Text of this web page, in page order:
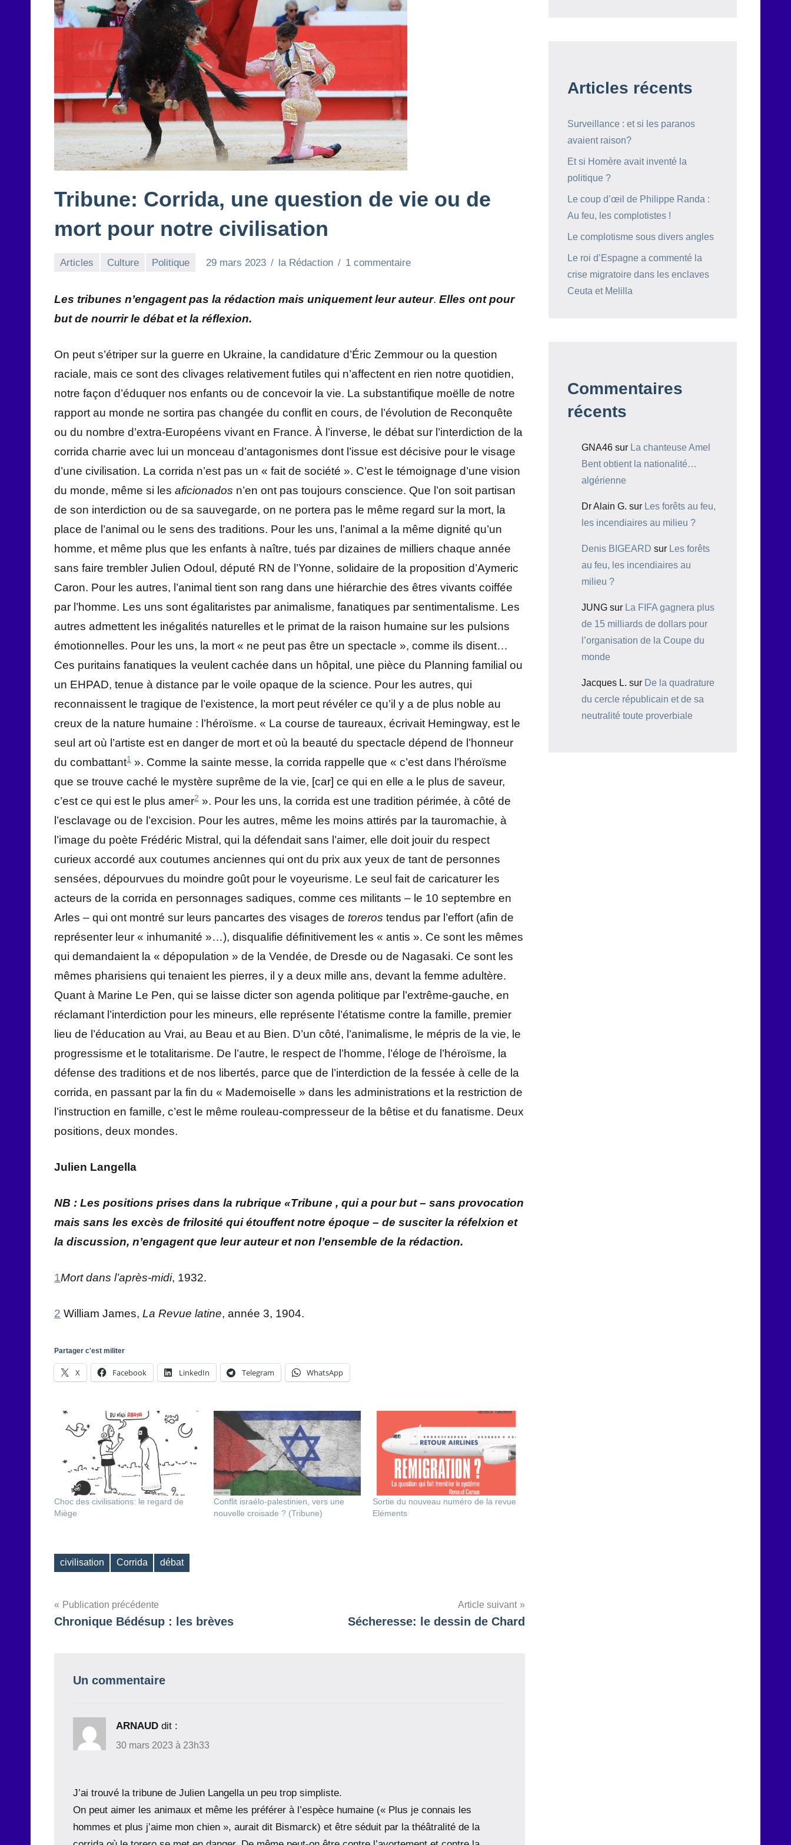
Tribune: Corrida, une question de vie ou de
mort pour notre civilisation
Articles Culture Politique 29 mars 2023 la Rédaction 1 commentaire
Les tribunes n’engagent pas la rédaction mais uniquement leur auteur. Elles ont pour
but de nourrir le débat et la réflexion.
On peut s’étriper sur la guerre en Ukraine, la candidature d’Éric Zemmour ou la question
raciale, mais ce sont des clivages relativement futiles qui n’affectent en rien notre quotidien,
notre façon d’éduquer nos enfants ou de concevoir la vie. La substantifique moëlle de notre
rapport au monde ne sortira pas changée du conflit en cours, de l’évolution de Reconquête
ou du nombre d’extra-Européens vivant en France. À l’inverse, le débat sur l’interdiction de la
corrida charrie avec lui un monceau d’antagonismes dont l’issue est décisive pour le visage
d’une civilisation. La corrida n’est pas un « fait de société ». C’est le témoignage d’une vision
du monde, même si les aficionados n’en ont pas toujours conscience. Que l’on soit partisan
de son interdiction ou de sa sauvegarde, on ne portera pas le même regard sur la mort, la
place de l’animal ou le sens des traditions. Pour les uns, l’animal a la même dignité qu’un
homme, et même plus que les enfants à naître, tués par dizaines de milliers chaque année
sans faire trembler Julien Odoul, député RN de l’Yonne, solidaire de la proposition d’Aymeric
Caron. Pour les autres, l’animal tient son rang dans une hiérarchie des êtres vivants coiffée
par l’homme. Les uns sont égalitaristes par animalisme, fanatiques par sentimentalisme. Les
autres admettent les inégalités naturelles et le primat de la raison humaine sur les pulsions
émotionnelles. Pour les uns, la mort « ne peut pas être un spectacle », comme ils disent…
Ces puritains fanatiques la veulent cachée dans un hôpital, une pièce du Planning familial ou
un EHPAD, tenue à distance par le voile opaque de la science. Pour les autres, qui
reconnaissent le tragique de l’existence, la mort peut révéler ce qu’il y a de plus noble au
creux de la nature humaine : l’héroïsme. « La course de taureaux, écrivait Hemingway, est le
seul art où l’artiste est en danger de mort et où la beauté du spectacle dépend de l’honneur
du combattant1 ». Comme la sainte messe, la corrida rappelle que « c’est dans l’héroïsme
que se trouve caché le mystère suprême de la vie, [car] ce qui en elle a le plus de saveur,
c’est ce qui est le plus amer2 ». Pour les uns, la corrida est une tradition périmée, à côté de
l’esclavage ou de l’excision. Pour les autres, même les moins attirés par la tauromachie, à
l’image du poète Frédéric Mistral, qui la défendait sans l’aimer, elle doit jouir du respect
curieux accordé aux coutumes anciennes qui ont du prix aux yeux de tant de personnes
sensées, dépourvues du moindre goût pour le voyeurisme. Le seul fait de caricaturer les
acteurs de la corrida en personnages sadiques, comme ces militants – le 10 septembre en
Arles – qui ont montré sur leurs pancartes des visages de toreros tendus par l’effort (afin de
représenter leur « inhumanité »…), disqualifie définitivement les « antis ». Ce sont les mêmes
qui demandaient la « dépopulation » de la Vendée, de Dresde ou de Nagasaki. Ce sont les
mêmes pharisiens qui tenaient les pierres, il y a deux mille ans, devant la femme adultère.
Quant à Marine Le Pen, qui se laisse dicter son agenda politique par l’extrême-gauche, en
réclamant l’interdiction pour les mineurs, elle représente l’étatisme contre la famille, premier
lieu de l’éducation au Vrai, au Beau et au Bien. D’un côté, l’animalisme, le mépris de la vie, le
progressisme et le totalitarisme. De l’autre, le respect de l’homme, l’éloge de l’héroïsme, la
défense des traditions et de nos libertés, parce que de l’interdiction de la fessée à celle de la
corrida, en passant par la fin du « Mademoiselle » dans les administrations et la restriction de
l’instruction en famille, c’est le même rouleau-compresseur de la bêtise et du fanatisme. Deux
positions, deux mondes.
Julien Langella
NB : Les positions prises dans la rubrique «Tribune , qui a pour but – sans provocation
mais sans les excès de frilosité qui étouffent notre époque – de susciter la réfelxion et
la discussion, n’engagent que leur auteur et non l’ensemble de la rédaction.
1Mort dans l’après-midi, 1932.
2 William James, La Revue latine, année 3, 1904.
Partager c'est militer
X Facebook LinkedIn Telegram WhatsApp
Choc des civilisations: le regard de
Miège
Conflit israélo-palestinien, vers une
nouvelle croisade ? (Tribune)
Sortie du nouveau numéro de la revue
Eléments
Étiquettes
civilisation Corrida débat
Navigation
de
Publication précédente
Chronique Bédésup : les brèves
Article suivant
Sécheresse: le dessin de Chard
Un commentaire
ARNAUD dit :
30 mars 2023 à 23h33
J’ai trouvé la tribune de Julien Langella un peu trop simpliste.
On peut aimer les animaux et même les préférer à l’espèce humaine (« Plus je connais les
hommes et plus j’aime mon chien », aurait dit Bismarck) et être séduit par la théâtralité de la
Articles récents
Surveillance : et si les paranos
avaient raison?
Et si Homère avait inventé la
politique ?
Le coup d’œil de Philippe Randa :
Au feu, les complotistes !
Le complotisme sous divers angles
Le roi d’Espagne a commenté la
crise migratoire dans les enclaves
Ceuta et Melilla
Commentaires
récents
GNA46 sur La chanteuse Amel
Bent obtient la nationalité…
algérienne
Dr Alain G. sur Les forêts au feu,
les incendiaires au milieu ?
Denis BIGEARD sur Les forêts
au feu, les incendiaires au
milieu ?
JUNG sur La FIFA gagnera plus
de 15 milliards de dollars pour
l’organisation de la Coupe du
monde
Jacques L. sur De la quadrature
du cercle républicain et de sa
neutralité toute proverbiale